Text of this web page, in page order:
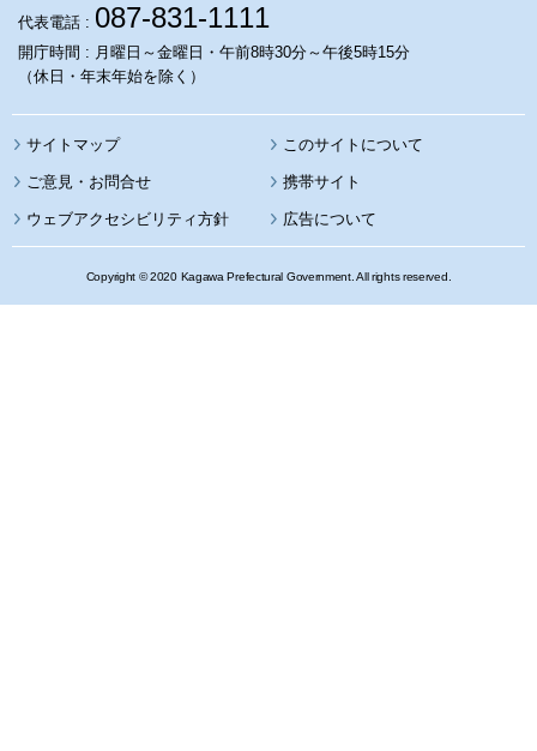
代表電話 : 087-831-1111
開庁時間 : 月曜日～金曜日・午前8時30分～午後5時15分
（休日・年末年始を除く）
サイトマップ このサイトについて
携帯サイト
ウェブアクセシビリティ方針 広告について
Copyright © 2020 Kagawa Prefectural Government. All rights reserved.